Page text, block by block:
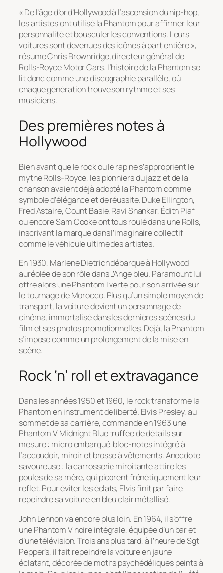
« De l’âge d’or d’Hollywood à l’ascension du hip-hop,
les artistes ont utilisé la Phantom pour affirmer leur
personnalité et bousculer les conventions. Leurs
voitures sont devenues des icônes à part entière »,
résume Chris Brownridge, directeur général de
Rolls-Royce Motor Cars. L’histoire de la Phantom se
lit donc comme une discographie parallèle, où
chaque génération trouve son rythme et ses
musiciens.
Des premières notes à
Hollywood
Bien avant que le rock ou le rap ne s’approprient le
mythe Rolls-Royce, les pionniers du jazz et de la
chanson avaient déjà adopté la Phantom comme
symbole d’élégance et de réussite. Duke Ellington,
Fred Astaire, Count Basie, Ravi Shankar, Édith Piaf
ou encore Sam Cooke ont tous roulé dans une Rolls,
inscrivant la marque dans l’imaginaire collectif
comme le véhicule ultime des artistes.
En 1930, Marlene Dietrich débarque à Hollywood
auréolée de son rôle dansL’Ange bleu. Paramount lui
offre alors une Phantom I verte pour son arrivée sur
le tournage deMorocco. Plus qu’un simple moyen de
transport, la voiture devient un personnage de
cinéma, immortalisé dans les dernières scènes du
film et ses photos promotionnelles. Déjà, la Phantom
s’impose comme un prolongement de la mise en
scène.
Rock ‘n’ roll et extravagance
Dans les années 1950 et 1960, le rock transforme la
Phantom en instrument de liberté. Elvis Presley, au
sommet de sa carrière, commande en 1963 une
Phantom V Midnight Blue truffée de détails sur
mesure : micro embarqué, bloc-notes intégré à
l’accoudoir, miroir et brosse à vêtements. Anecdote
savoureuse : la carrosserie miroitante attire les
poules de sa mère, qui picorent frénétiquement leur
reflet. Pour éviter les éclats, Elvis finit par faire
repeindre sa voiture en bleu clair métallisé.
John Lennon va encore plus loin. En 1964, il s’offre
une Phantom V noire intégrale, équipée d’un bar et
d’une télévision. Trois ans plus tard, à l’heure deSgt
Pepper’s, il fait repeindre la voiture en jaune
éclatant, décorée de motifs psychédéliques peints à